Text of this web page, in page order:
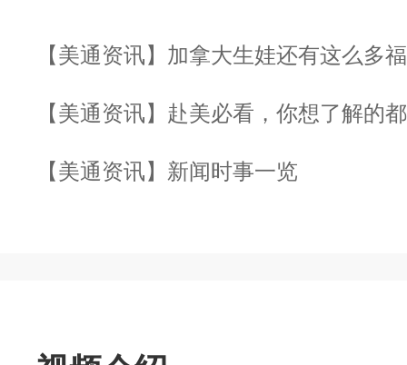
【美通资讯】加拿大生娃还有这么多
【美通资讯】赴美必看，你想了解的
【美通资讯】新闻时事一览